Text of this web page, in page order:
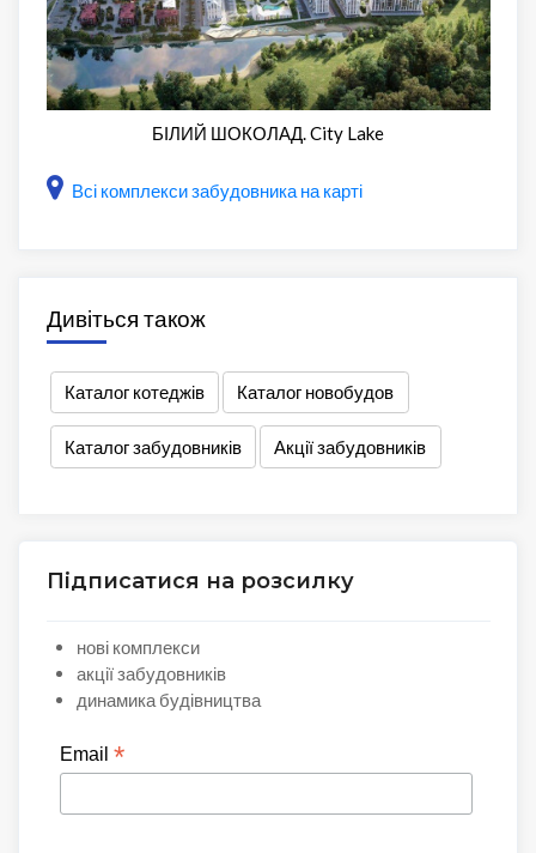
БІЛИЙ ШОКОЛАД. City Lake
Всі комплекси забудовника на карті
Дивіться також
Каталог котеджів Каталог новобудов
Каталог забудовників Акції забудовників
Підписатися на розсилку
нові комплекси
акції забудовників
динамика будівництва
Email *